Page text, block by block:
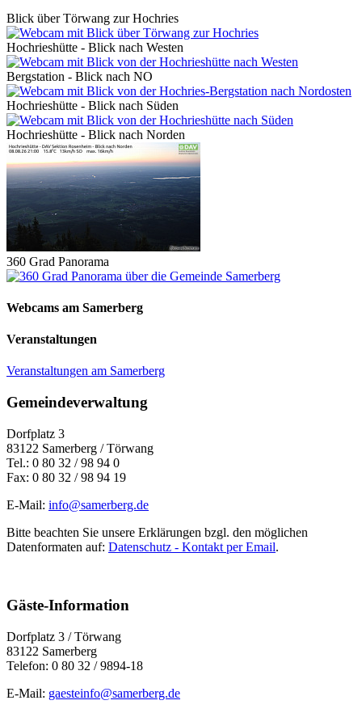
Blick über Törwang zur Hochries
Hochrieshütte - Blick nach Westen
Bergstation - Blick nach NO
Hochrieshütte - Blick nach Süden
Hochrieshütte - Blick nach Norden
360 Grad Panorama
Webcams am Samerberg
Veranstaltungen
Veranstaltungen am Samerberg
Gemeindeverwaltung
Dorfplatz 3
83122 Samerberg / Törwang
Tel.: 0 80 32 / 98 94 0
Fax: 0 80 32 / 98 94 19
E-Mail: info@samerberg.de
Bitte beachten Sie unsere Erklärungen bzgl. den möglichen
Datenformaten auf: Datenschutz - Kontakt per Email.
Gäste-Information
Dorfplatz 3 / Törwang
83122 Samerberg
Telefon: 0 80 32 / 9894-18
E-Mail: gaesteinfo@samerberg.de